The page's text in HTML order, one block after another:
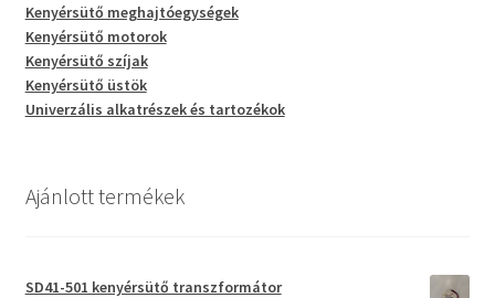
Kenyérsütő meghajtóegységek
Kenyérsütő motorok
Kenyérsütő szíjak
Kenyérsütő üstök
Univerzális alkatrészek és tartozékok
Ajánlott termékek
SD41-501 kenyérsütő transzformátor